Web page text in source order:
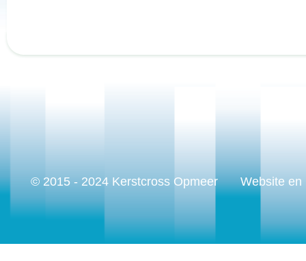
© 2015 - 2024 Kerstcross Opmeer Website